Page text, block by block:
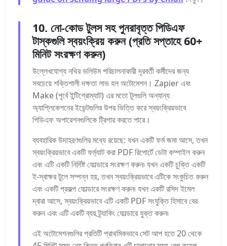
10. নো-কোড টুলস সহ পুনরাবৃত্ত পিডিএফ
টাস্কগুলি স্বয়ংক্রিয় করুন (প্রতি সপ্তাহে 60+
মিনিট সংরক্ষণ করুন)
উল্লেখযোগ্য নথির ভলিউম পরিচালনাকারী দূরবর্তী কর্মীদের জন্য
সবচেয়ে শক্তিশালী দক্ষতা লাভ হল অটোমেশন। Zapier এবং
Make (পূর্বে ইন্টিগ্রোম্যাট) এর মতো টুলগুলি অন্যান্য
অ্যাপ্লিকেশনের ইভেন্টগুলির উপর ভিত্তি করে স্বয়ংক্রিয়ভাবে
পিডিএফ অপারেশনগুলিকে ট্রিগার করতে পারে।
ব্যবহারিক উদাহরণগুলির মধ্যে রয়েছে: যখন একটি ফর্ম জমা আসে, তখন
স্বয়ংক্রিয়ভাবে একটি ফর্ম্যাট করা PDF রিপোর্টে ডেটা কম্পাইল করুন
এবং এটি একটি নির্দিষ্ট ফোল্ডারে সংরক্ষণ করুন৷ যখন একটি চুক্তি একটি
ই-স্বাক্ষর টুলে সম্পন্ন হয়, তখন স্বয়ংক্রিয়ভাবে এটিকে সংকুচিত করুন
এবং একটি প্রকল্প ফোল্ডারে সংরক্ষণ করুন৷ যখন একটি রসিদ ইমেল
দ্বারা আসে, স্বয়ংক্রিয়ভাবে এটি একটি PDF সংযুক্তি হিসাবে বের
করুন এবং এটি একটি ব্যয় ট্র্যাকিং ফোল্ডারে যুক্ত করুন৷
এই অটোমেশনগুলির প্রতিটি প্রাথমিকভাবে সেট আপ হতে 20 থেকে